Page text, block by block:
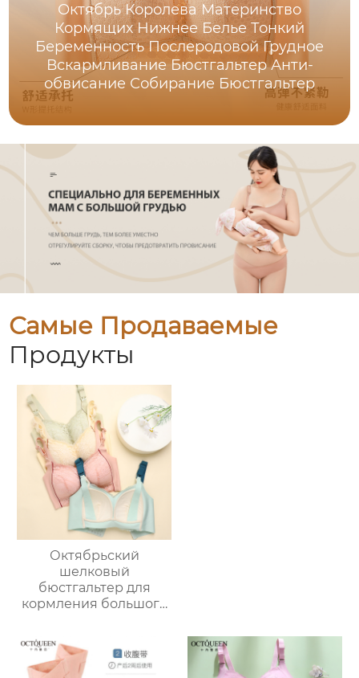
Октябрь Королева Материнство
Кормящих Нижнее Белье Тонкий
Беременность Послеродовой Грудное
Вскармливание Бюстгальтер Анти-
обвисание Собирание Бюстгальтер
Самые Продаваемые
Продукты
Октябрьский
шелковый
бюстгальтер для
кормления большого
бюстгальтер для
беременных с полной